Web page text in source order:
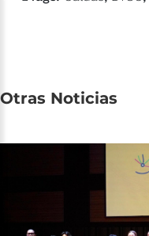
Otras Noticias